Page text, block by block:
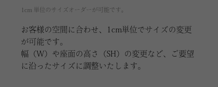
1cm 単位のサイズオーダーが可能です。
お客様の空間に合わせ、1cm単位でサイズの変更
が可能です。
幅（W）や座面の高さ（SH）の変更など、ご要望
に沿ったサイズに調整いたします。